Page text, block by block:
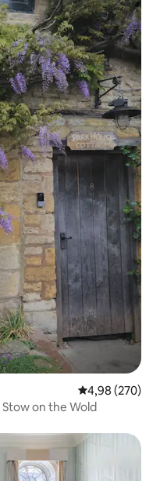
Gemiddelde
4,98 (270)
on the Wold